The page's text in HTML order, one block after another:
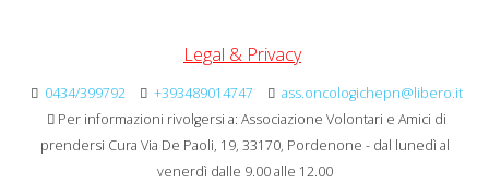
Legal & Privacy
0434/399792 +393489014747
ass.oncologichepn@libero.it
Per informazioni rivolgersi a: Associazione Volontari e Amici di
prendersi Cura Via De Paoli, 19, 33170, Pordenone - dal lunedì al
venerdì dalle 9.00 alle 12.00